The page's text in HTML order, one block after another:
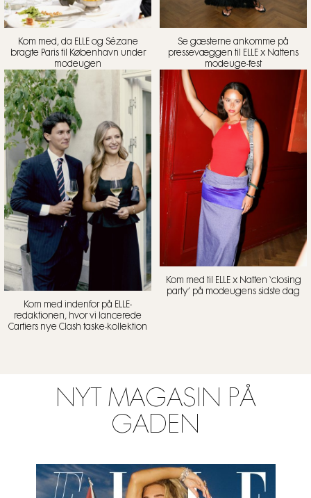
Kom med, da ELLE og Sézane
bragte Paris til København under
modeugen
Se gæsterne ankomme på
pressevæggen til ELLE x Nattens
modeuge-fest
Kom med indenfor på ELLE-
redaktionen, hvor vi lancerede
Cartiers nye Clash taske-kollektion
Kom med til ELLE x Natten ‘closing
party’ på modeugens sidste dag
NYT MAGASIN PÅ
GADEN